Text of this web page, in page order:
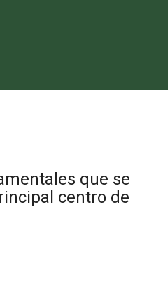
que se
centro de